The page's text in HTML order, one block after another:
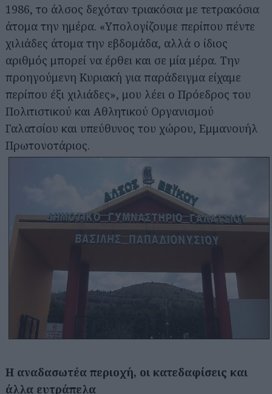
1986, το άλσος δεχόταν τριακόσια με τετρακόσια
άτομα την ημέρα. «Υπολογίζουμε περίπου πέντε
χιλιάδες άτομα την εβδομάδα, αλλά ο ίδιος
αριθμός μπορεί να έρθει και σε μία μέρα. Την
προηγούμενη Κυριακή για παράδειγμα είχαμε
περίπου έξι χιλιάδες», μου λέει ο Πρόεδρος του
Πολιτιστικού και Αθλητικού Οργανισμού
Γαλατσίου και υπεύθυνος του χώρου, Εμμανουήλ
Πρωτονοτάριος.
Η αναδασωτέα περιοχή, οι κατεδαφίσεις και
άλλα ευτράπελα